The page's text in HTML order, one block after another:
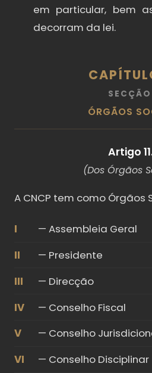
em particular, bem
decorram da lei.
ÓRGÃOS
Artigo
(Dos Órgãos
A CNCP tem como Órgãos
I
— Assembleia Geral
II
— Presidente
III
— Direcção
IV
— Conselho Fiscal
V
— Conselho
VI
— Conselho Disciplinar